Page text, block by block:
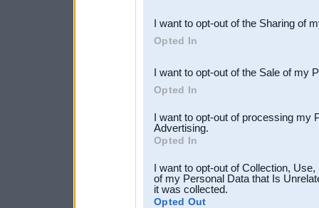
Downstream Participants
third parties.
I want to opt-out of the Sharing of
Opted In
I want to opt-out of the Sale of my
Opted In
I want to opt-out of processing my
Advertising.
Opted In
I want to opt-out of Collection,
of my Personal Data that Is
it was collected.
Opted Out